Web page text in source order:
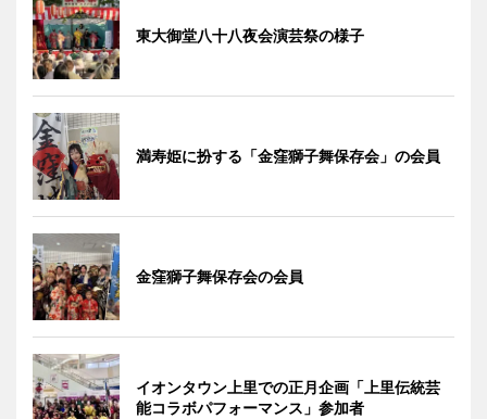
東大御堂八十八夜会演芸祭の様子
満寿姫に扮する「金窪獅子舞保存会」の会員
金窪獅子舞保存会の会員
イオンタウン上里での正月企画「上里伝統芸
能コラボパフォーマンス」参加者